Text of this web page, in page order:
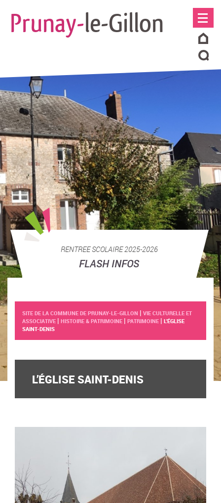
Prunay-le-Gillon
RENTREE SCOLAIRE 2025-2026
FLASH INFOS
SITE DE LA COMMUNE DE PRUNAY-LE-GILLON | VIE CULTURELLE ET
ASSOCIATIVE | HISTOIRE & PATRIMOINE | PATRIMOINE | L’ÉGLISE
SAINT-DENIS
L’ÉGLISE SAINT-DENIS